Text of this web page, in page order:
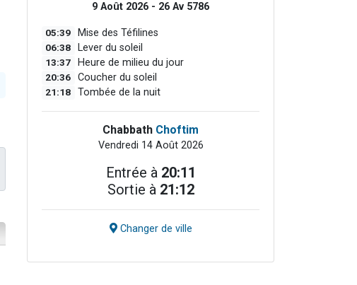
9 Août 2026 - 26 Av 5786
05:39 Mise des Téfilines
06:38 Lever du soleil
13:37 Heure de milieu du jour
20:36 Coucher du soleil
21:18 Tombée de la nuit
Chabbath Choftim
Vendredi 14 Août 2026
Entrée à 20:11
Sortie à 21:12
Changer de ville